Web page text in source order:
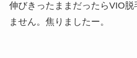
伸びきったままだったらVIO
ません。焦りましたー。